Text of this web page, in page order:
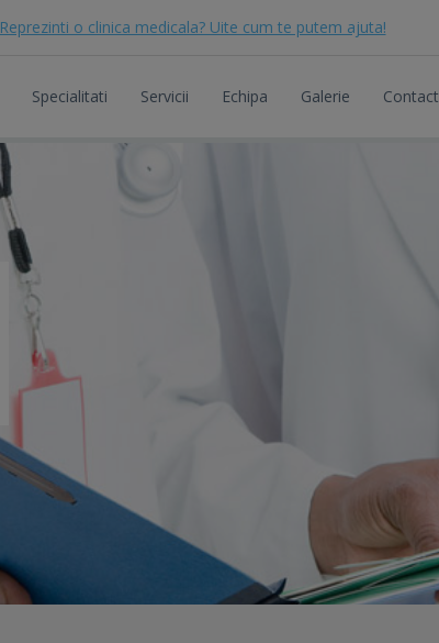
Reprezinti o clinica medicala? Uite cum te putem ajuta!
Specialitati Servicii Echipa Galerie Contact